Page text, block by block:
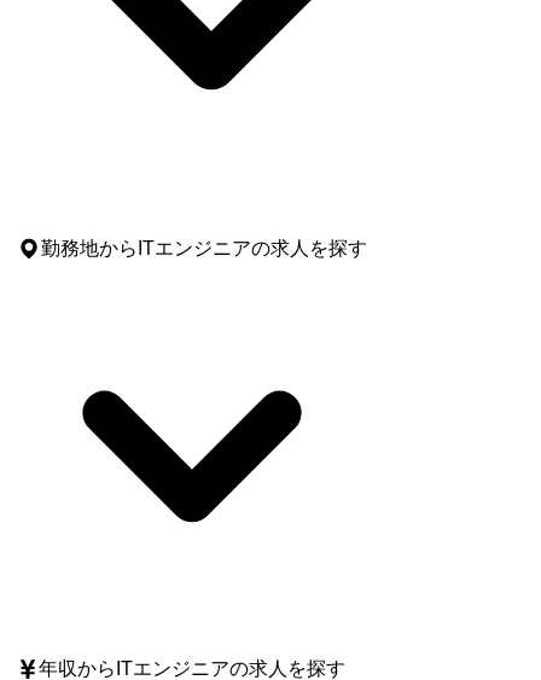
勤務地からITエンジニアの求人を探す
年収からITエンジニアの求人を探す